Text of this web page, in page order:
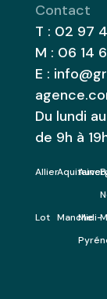
Contact
T : 02 97
M : 06 14
E :
Du lundi
de 9h à
AllierAquitaine
Lot Manche
Midi-